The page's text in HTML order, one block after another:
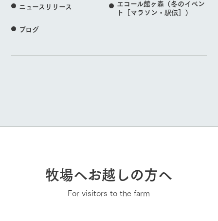
ニュースリリース
エコール館ヶ森（冬のイベン
ト［マラソン・駅伝］）
ブログ
牧場へお越しの方へ
For visitors to the farm